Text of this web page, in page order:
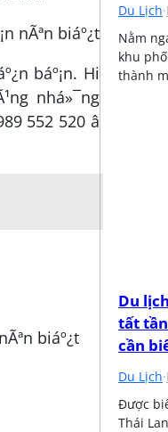
báº¡n. Hi
nhá»¯ng
552 520 â
biáº¿t
Du Lịch·
Nằm
khu
thành
Du
tất
cần
Du Lịch·
Được
Thái